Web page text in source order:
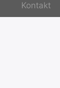
Kontakt